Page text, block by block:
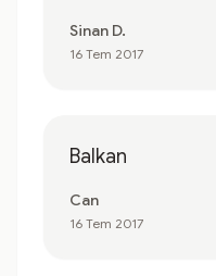
Sinan D.
16 Tem 2017
Balkan
Can
16 Tem 2017